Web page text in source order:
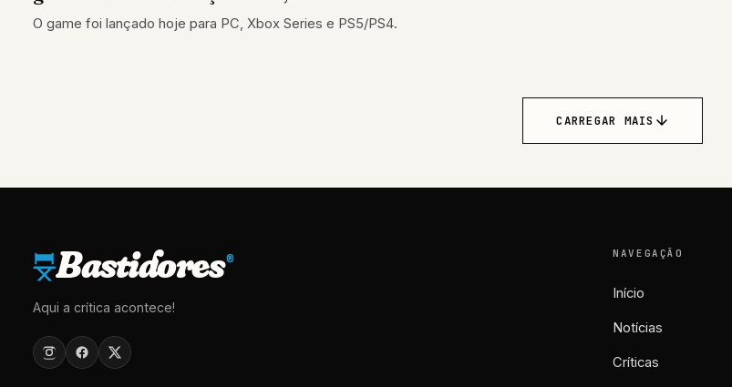
O game foi lançado hoje para PC, Xbox Series e PS5/PS4.
CARREGAR MAIS
Bastidores®
Aqui a crítica acontece!
NAVEGAÇÃO
Início
Notícias
Críticas